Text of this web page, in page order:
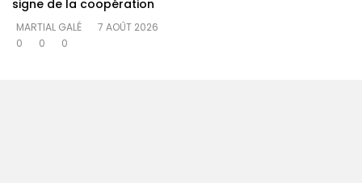
signe de la coopération
MARTIAL GALÉ
7 AOÛT 2026
0
0 0